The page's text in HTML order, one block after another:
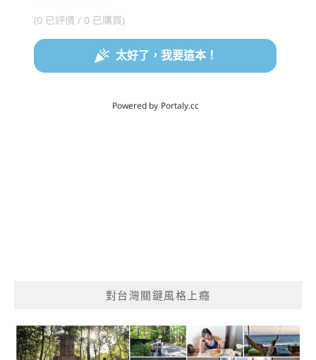
對台灣關鍵風格上癮